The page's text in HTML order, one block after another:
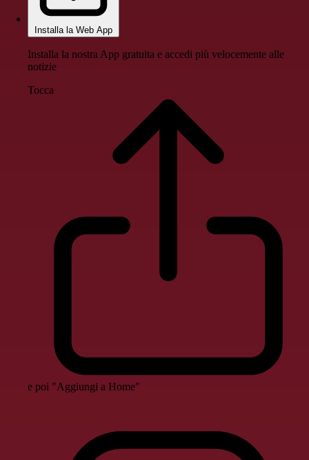
Installa la Web App
Installa la nostra App gratuita e accedi più velocemente alle
notizie
Tocca
e poi "Aggiungi a Home"